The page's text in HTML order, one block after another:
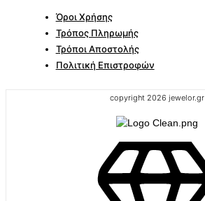
Όροι Χρήσης
Τρόπος Πληρωμής
Τρόποι Αποστολής
Πολιτική Επιστροφών
copyright 2026 jewelor.gr